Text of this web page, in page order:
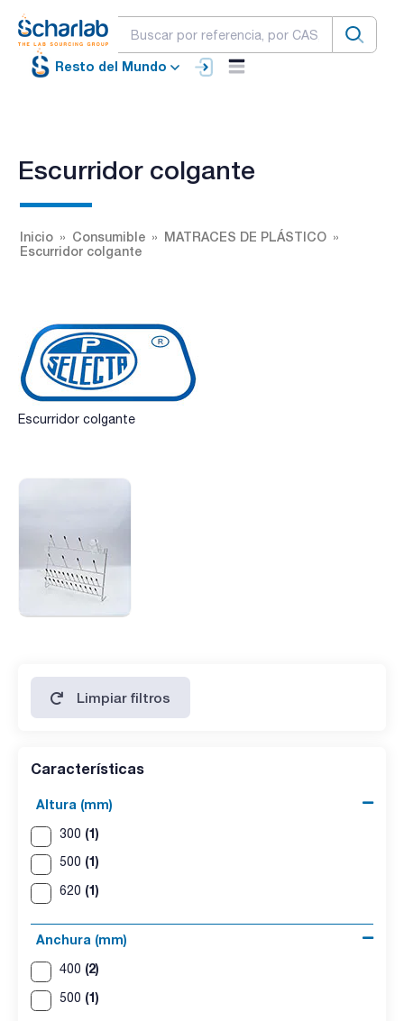
Resto del Mundo
Escurridor colgante
Inicio Consumible
MATRACES DE PLÁSTICO
Escurridor colgante
Escurridor colgante
Limpiar filtros
Características
Altura (mm)
300 (1)
500 (1)
620 (1)
Anchura (mm)
400 (2)
500 (1)